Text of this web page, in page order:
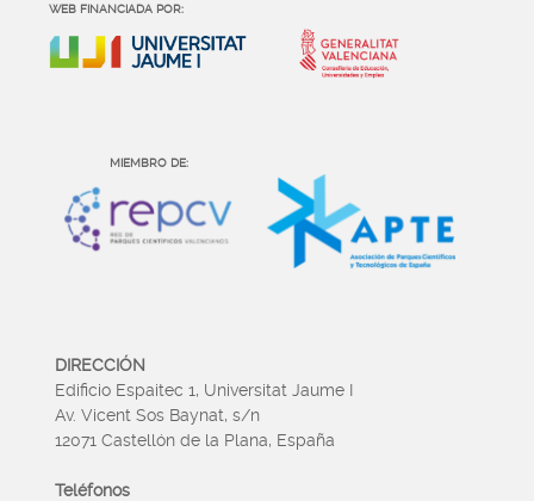
WEB FINANCIADA POR:
MIEMBRO DE:
DIRECCIÓN
Edificio Espaitec 1, Universitat Jaume I
Av. Vicent Sos Baynat, s/n
12071 Castellón de la Plana, España
Teléfonos